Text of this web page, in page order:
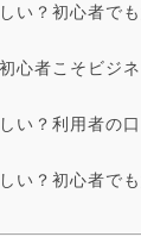
い？初心者で
心者こそビジ
い？利用者の
い？初心者で